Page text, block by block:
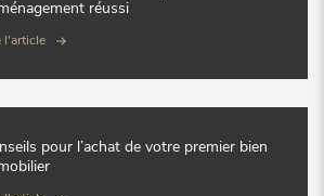
réussi
l'article
pour l’achat de votre premier bien